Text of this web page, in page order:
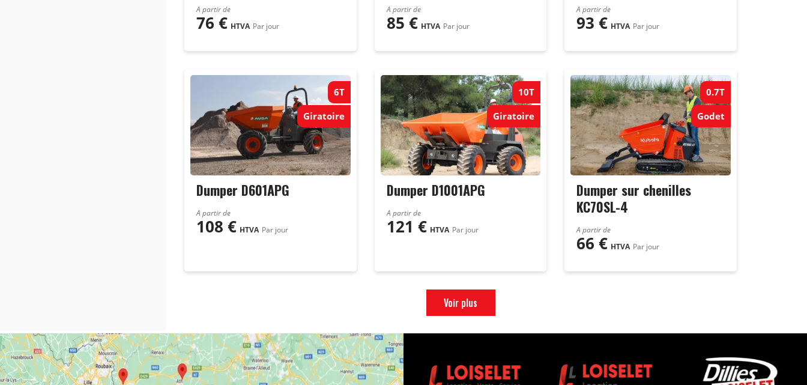
A partir de
76 € HTVA Par jour
A partir de
85 € HTVA Par jour
A partir de
93 € HTVA Par jour
6T
Giratoire
Dumper D601APG
A partir de
108 € HTVA Par jour
10T
Giratoire
Dumper D1001APG
A partir de
121 € HTVA Par jour
0.7T
Godet
Dumper sur chenilles
KC70SL-4
A partir de
66 € HTVA Par jour
Voir plus